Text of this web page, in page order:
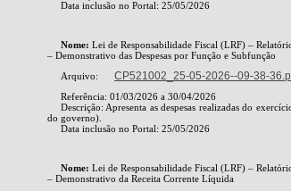
Data inclusão no Portal: 25/05/2026
Nome: Lei de Responsabilidade Fiscal (LRF) –
– Demonstrativo das Despesas por Função e Subfunção
Arquivo:
CP521002_25-05-2026--09-38-
Referência: 01/03/2026 a 30/04/2026
Descrição: Apresenta as despesas realizadas do
do governo).
Data inclusão no Portal: 25/05/2026
Nome: Lei de Responsabilidade Fiscal (LRF) –
– Demonstrativo da Receita Corrente Líquida